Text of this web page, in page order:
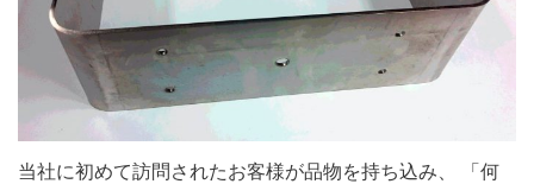
当社に初めて訪問されたお客様が品物を持ち込み、 「何